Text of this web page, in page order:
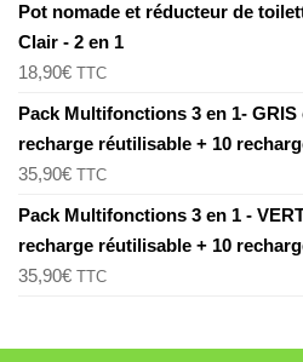
Pot nomade et réducteur de
Clair - 2 en 1
18,90€ TTC
Pack Multifonctions 3 en 1-
recharge réutilisable + 10
35,90€ TTC
Pack Multifonctions 3 en 1 -
recharge réutilisable + 10
35,90€ TTC